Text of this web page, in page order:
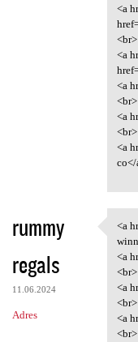
<a
<br>
<a
<a
<br>
<a
<br>
<a
co</
rummy
regals
11.06.2024
Adres
<a
<a
<a
<br>
<a
<br>
<a
<br>